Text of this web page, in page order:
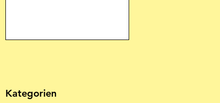
Kategorien